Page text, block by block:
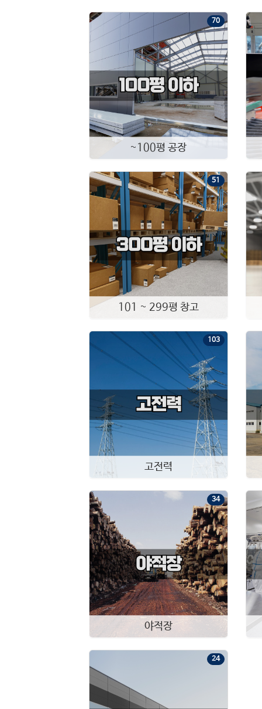
70
~100평 공장
51
101 ~ 299평 창고
103
고전력
34
야적장
24